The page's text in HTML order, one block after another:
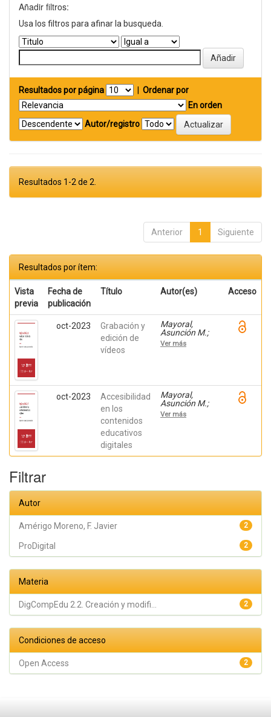
Añadir filtros:
Usa los filtros para afinar la busqueda.
Resultados por página
Ordenar por
En orden
Autor/registro
Resultados 1-2 de 2.
Anterior 1 Siguiente
Resultados por ítem:
Vista
previa
Fecha de
publicación
Título Autor(es) Acceso
oct-2023
Grabación y
edición de
vídeos
Mayoral,
Asunción M.;
Montiel Ruiz,
Francisco J.;
Federico
Ver más
oct-2023
Accesibilidad
en los
contenidos
educativos
digitales
Mayoral,
Asunción M.;
Montiel Ruiz,
Francisco J.;
Federico
Ver más
Filtrar
Autor
2
Amérigo Moreno, F. Javier
2
ProDigital
Materia
2
DigCompEdu 2.2. Creación y modifi...
Condiciones de acceso
2
Open Access